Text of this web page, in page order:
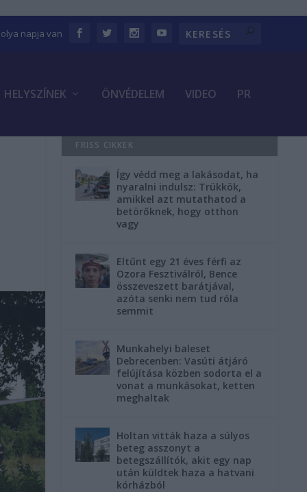
napja van
HELYSZÍNEK ÖNVÉDELEM VIDEO PR
FRISS CIKKEK
Így védd meg a lakásodat, ha
nyaralni indulsz: Trükkök,
amikkel azt mutathatod a
betörőknek, hogy otthon
vagy
Eltűnt egy 21 éves férfi az
Ozora Fesztiválról, Bence
összeveszett barátjával,
azóta senki nem tud róla
semmit
Munkahelyi baleset
Debrecenben: Vasúti átjáró
felújítása közben sodorta el a
vonat a munkásokat, ketten
meghaltak
Holtan vitták haza a súlyos
beteg asszonyt a
betegszállítók, akit egy nap
után küldtek haza a hatvani
kórházból